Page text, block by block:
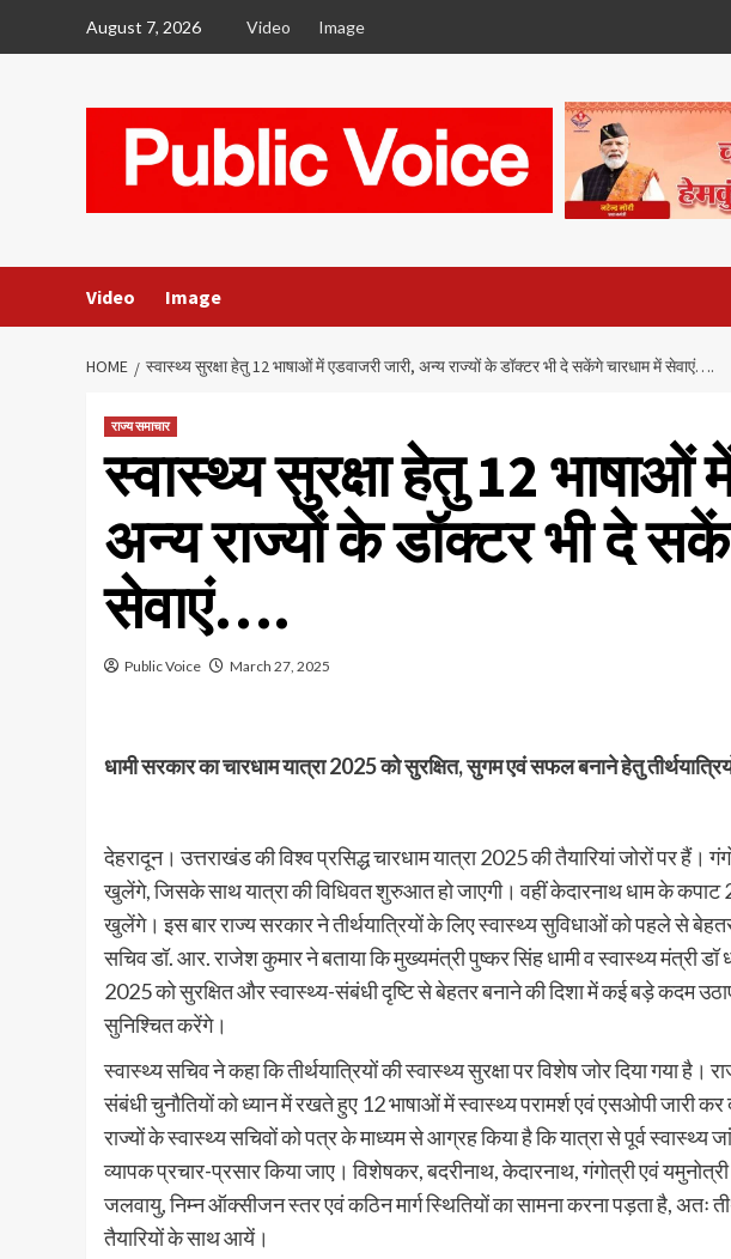
August 7, 2026 Video Image
Video Image
HOME स्वास्थ्य सुरक्षा हेतु 12 भाषाओं में एडवाजरी जारी, अन्य राज्यों के डॉक्टर भी दे सकेंगे चारधाम में सेवाएं….
राज्य समाचार
स्वास्थ्य सुरक्षा हेतु 12 भाषाओं
अन्य राज्यों के डॉक्टर भी दे
सेवाएं….
Public Voice March 27, 2025
धामी सरकार का चारधाम यात्रा 2025 को सुरक्षित, सुगम एवं सफल बनाने हेतु
देहरादून। उत्तराखंड की विश्व प्रसिद्ध चारधाम यात्रा 2025 की तैयारियां जोरों पर
खुलेंगे, जिसके साथ यात्रा की विधिवत शुरुआत हो जाएगी। वहीं केदारनाथ धाम के कपाट
खुलेंगे। इस बार राज्य सरकार ने तीर्थयात्रियों के लिए स्वास्थ्य सुविधाओं को पहले से
सचिव डॉ. आर. राजेश कुमार ने बताया कि मुख्यमंत्री पुष्कर सिंह धामी व स्वास्थ्य मंत्री डॉ
2025 को सुरक्षित और स्वास्थ्य-संबंधी दृष्टि से बेहतर बनाने की दिशा में कई बड़े कदम उठाए
सुनिश्चित करेंगे।
स्वास्थ्य सचिव ने कहा कि तीर्थयात्रियों की स्वास्थ्य सुरक्षा पर विशेष जोर दिया गया
संबंधी चुनौतियों को ध्यान में रखते हुए 12 भाषाओं में स्वास्थ्य परामर्श एवं एसओपी जारी
राज्यों के स्वास्थ्य सचिवों को पत्र के माध्यम से आग्रह किया है कि यात्रा से पूर्व स्वास्थ्य
व्यापक प्रचार-प्रसार किया जाए। विशेषकर, बदरीनाथ, केदारनाथ, गंगोत्री एवं
जलवायु, निम्न ऑक्सीजन स्तर एवं कठिन मार्ग स्थितियों का सामना करना पड़ता है, अतः
तैयारियों के साथ आयें।